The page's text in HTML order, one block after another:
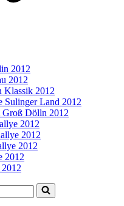
2012
2012
Klassik 2012
Sulinger Land 2012
Dölln 2012
2012
2012
2012
2012